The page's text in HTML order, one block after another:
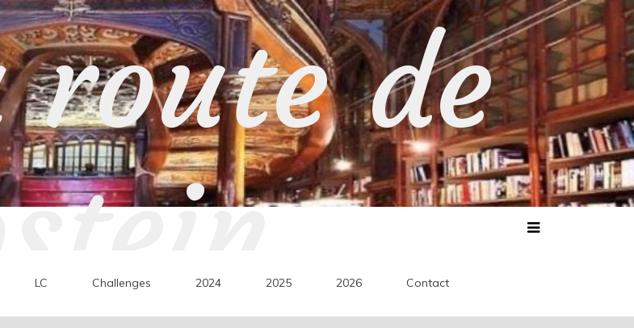
route de
LC Challenges 2024 2025 2026 Contact